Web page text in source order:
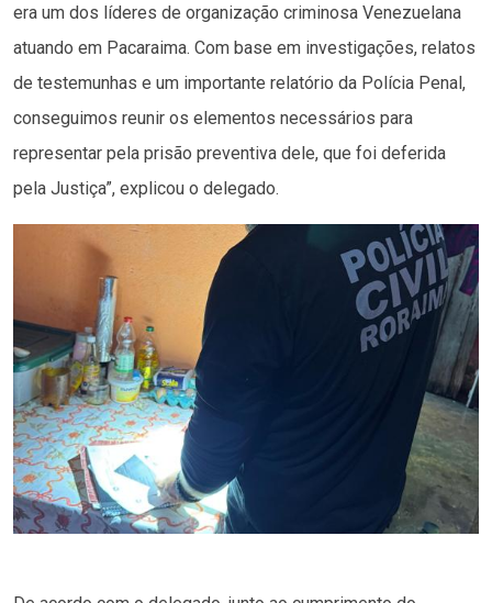
era um dos líderes de organização criminosa Venezuelana
atuando em Pacaraima. Com base em investigações, relatos
de testemunhas e um importante relatório da Polícia Penal,
conseguimos reunir os elementos necessários para
representar pela prisão preventiva dele, que foi deferida
pela Justiça”, explicou o delegado.